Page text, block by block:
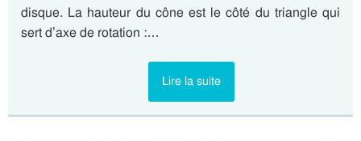
disque. La hauteur du cône est le côté du triangle qui
sert d’axe de rotation :…
Lire la suite